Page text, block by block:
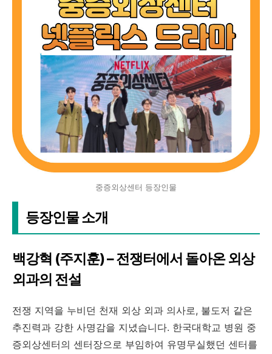
중증외상센터 등장인물
등장인물 소개
백강혁 (주지훈) – 전쟁터에서 돌아온 외상
외과의 전설
전쟁 지역을 누비던 천재 외상 외과 의사로, 불도저 같은
추진력과 강한 사명감을 지녔습니다. 한국대학교 병원 중
증외상센터의 센터장으로 부임하여 유명무실했던 센터를